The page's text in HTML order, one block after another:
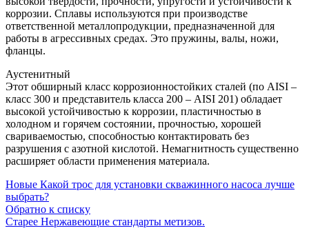
коррозии. Сплавы используются при производстве
ответственной металлопродукции, предназначенной для
работы в агрессивных средах. Это пружины, валы, ножи,
фланцы.
Аустенитный
Этот обширный класс коррозионностойких сталей (по AISI –
класс 300 и представитель класса 200 – AISI 201) обладает
высокой устойчивостью к коррозии, пластичностью в
холодном и горячем состоянии, прочностью, хорошей
свариваемостью, способностью контактировать без
разрушения с азотной кислотой. Немагнитность существенно
расширяет области применения материала.
Новые Какой трос для установки скважинного насоса лучше
выбрать?
Обратно к списку
Старее Нержавеющие стандарты метизов.